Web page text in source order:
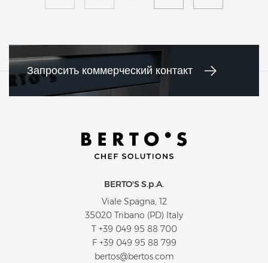
Запросить коммерческий контакт
BERTO'S S.p.A.
Viale Spagna, 12
35020 Tribano (PD) Italy
T +39 049 95 88 700
F +39 049 95 88 799
bertos@bertos.com